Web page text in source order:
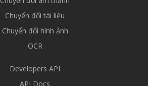
Chuyển đổi tài liệu
Chuyển đổi hình ảnh
OCR
Developers API
API Docs